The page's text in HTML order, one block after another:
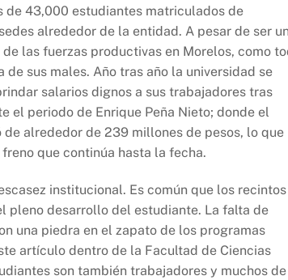
de 43,000 estudiantes matriculados de
alrededor de la entidad. A pesar de ser
las fuerzas productivas en Morelos, como
sus males. Año tras año la universidad se
salarios dignos a sus trabajadores tras
el periodo de Enrique Peña Nieto; donde el
alrededor de 239 millones de pesos, lo que
que continúa hasta la fecha.
institucional. Es común que los recintos
pleno desarrollo del estudiante. La falta de
una piedra en el zapato de los programas
artículo dentro de la Facultad de Ciencias
son también trabajadores y muchos de